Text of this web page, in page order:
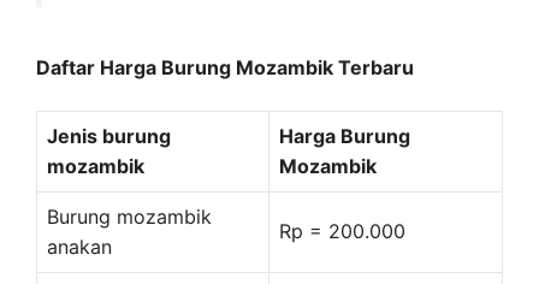
Daftar Harga Burung Mozambik Terbaru
Jenis burung
mozambik
Harga Burung
Mozambik
Burung mozambik
anakan
Rp = 200.000